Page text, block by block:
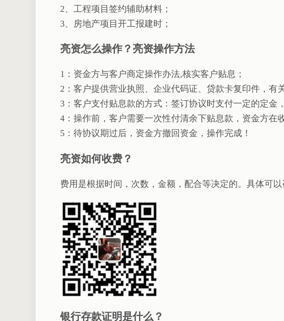
2、工程项目签约辅助材料；
3、房地产项目开工报建时；
亮资怎么操作？亮资操作方法
1：资金方与客户商定操作办法,核实客户贴息；
2：客户提供营业执照、企业代码证、贷款卡复印件，有
3：客户支付贴息款的方式：签订协议时支付一定的定金
4：操作前，客户需要一次性付清余下贴息款，资金方在
5：待协议期过后，资金方撤回资金，操作完成！
亮资如何收费？
费用是根据时间，次数，金额，配合等决定的。具体可以
银行存款证明是什么？